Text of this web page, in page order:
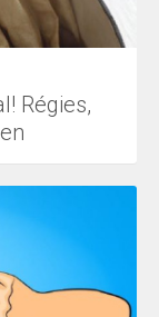
Régies,